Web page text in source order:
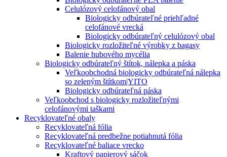
Celulózový celofánový obal
Biologicky odbúrateľné priehľadné
celofánové vrecká
Biologicky odbúrateľný celulózový obal
Biologicky rozložiteľné výrobky z bagasy
Balenie hubového mycélia
Biologicky odbúrateľný štítok, nálepka a páska
Veľkoobchodná biologicky odbúrateľná nálepka
so zeleným štítkom|YITO
Biologicky odbúrateľná páska
Veľkoobchod s biologicky rozložiteľnými
celofánovými taškami
Recyklovateľné obaly
Recyklovateľná fólia
Recyklovateľná predbežne potiahnutá fólia
Recyklovateľné baliace vrecko
Kraftový papierový sáčok